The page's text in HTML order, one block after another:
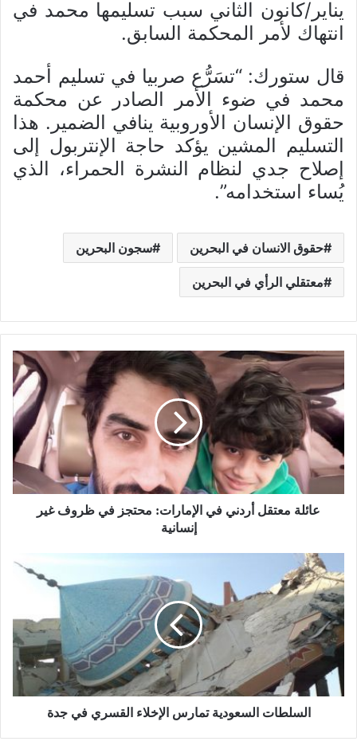
يناير/كانون الثاني سبب تسليمها محمد في
انتهاك لأمر المحكمة السابق.
قال ستورك: “تسَرُّع صربيا في تسليم أحمد
محمد في ضوء الأمر الصادر عن محكمة
حقوق الإنسان الأوروبية ينافي الضمير. هذا
التسليم المشين يؤكد حاجة الإنتربول إلى
إصلاح جدي لنظام النشرة الحمراء، الذي
يُساء استخدامه”.
حقوق الانسان في البحرين سجون البحرين
معتقلي الرأي في البحرين
عائلة معتقل أردني في الإمارات: محتجز في ظروف غير
إنسانية
السلطات السعودية تمارس الإخلاء القسري في جدة